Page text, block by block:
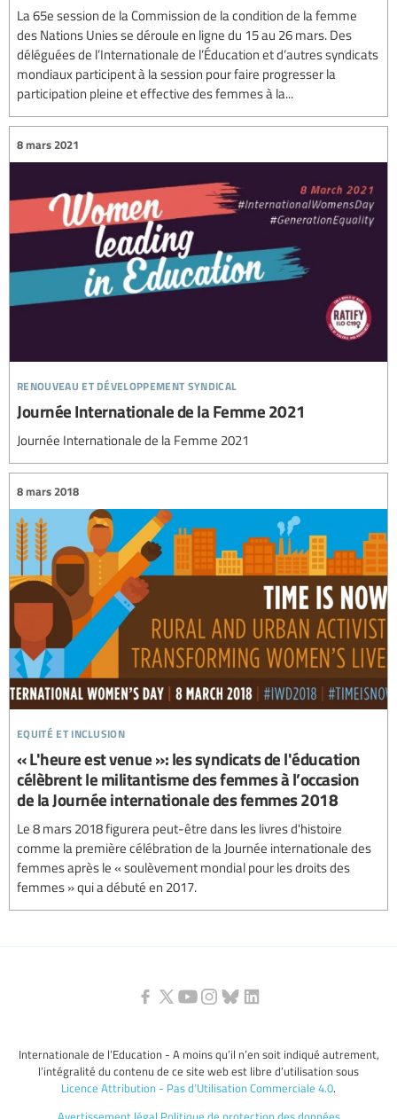
La 65e session de la Commission de la condition de la femme
des Nations Unies se déroule en ligne du 15 au 26 mars. Des
déléguées de l’Internationale de l’Éducation et d’autres syndicats
mondiaux participent à la session pour faire progresser la
participation pleine et effective des femmes à la...
renouveau et développement syndical
8 mars 2021
Journée Internationale de la Femme 2021
Journée Internationale de la Femme 2021
equité et inclusion
8 mars 2018
« L'heure est venue »: les syndicats de l'éducation
célèbrent le militantisme des femmes à l’occasion
de la Journée internationale des femmes 2018
Le 8 mars 2018 figurera peut-être dans les livres d'histoire
comme la première célébration de la Journée internationale des
femmes après le « soulèvement mondial pour les droits des
femmes » qui a débuté en 2017.
Internationale de l’Education - A moins qu’il n’en soit indiqué autrement,
l’intégralité du contenu de ce site web est libre d’utilisation sous
Licence Attribution - Pas d’Utilisation Commerciale 4.0.